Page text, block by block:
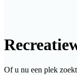
Of u nu een plek